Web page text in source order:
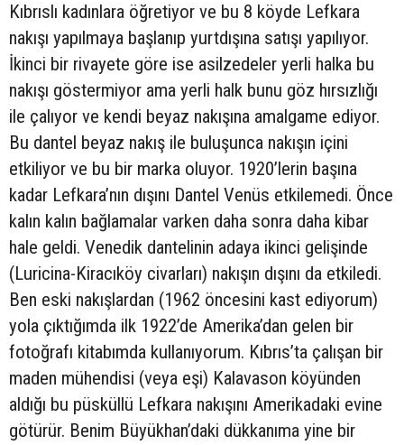
Kıbrıslı kadınlara öğretiyor ve bu 8 köyde Lefkara
nakışı yapılmaya başlanıp yurtdışına satışı yapılıyor.
İkinci bir rivayete göre ise asilzedeler yerli halka bu
nakışı göstermiyor ama yerli halk bunu göz hırsızlığı
ile çalıyor ve kendi beyaz nakışına amalgame ediyor.
Bu dantel beyaz nakış ile buluşunca nakışın içini
etkiliyor ve bu bir marka oluyor. 1920’lerin başına
kadar Lefkara’nın dışını Dantel Venüs etkilemedi. Önce
kalın kalın bağlamalar varken daha sonra daha kibar
hale geldi. Venedik dantelinin adaya ikinci gelişinde
(Luricina-Kiracıköy civarları) nakışın dışını da etkiledi.
Ben eski nakışlardan (1962 öncesini kast ediyorum)
yola çıktığımda ilk 1922’de Amerika’dan gelen bir
fotoğrafı kitabımda kullanıyorum. Kıbrıs’ta çalışan bir
maden mühendisi (veya eşi) Kalavason köyünden
aldığı bu püsküllü Lefkara nakışını Amerikadaki evine
götürür. Benim Büyükhan’daki dükkanıma yine bir